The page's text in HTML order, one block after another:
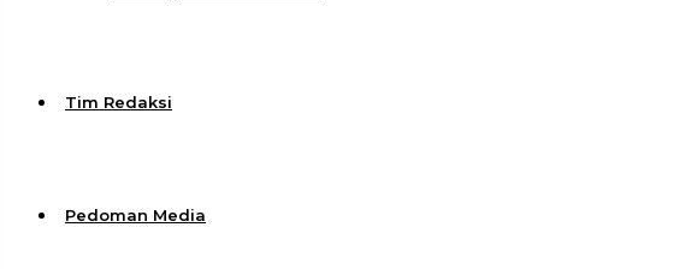
Tim Redaksi
Pedoman Media